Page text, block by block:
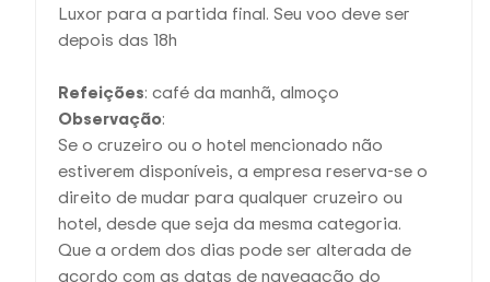
Luxor para a partida final. Seu voo deve ser
depois das 18h
Refeições: café da manhã, almoço
Observação:
Se o cruzeiro ou o hotel mencionado não
estiverem disponíveis, a empresa reserva-se o
direito de mudar para qualquer cruzeiro ou
hotel, desde que seja da mesma categoria.
Que a ordem dos dias pode ser alterada de
acordo com as datas de navegação do